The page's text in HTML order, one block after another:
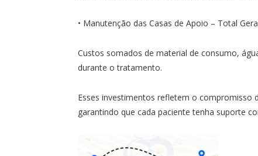
• Manutenção das Casas de Apoio – Total
Custos somados de material de consumo,
durante o tratamento.
Esses investimentos refletem o compromisso
garantindo que cada paciente tenha suporte